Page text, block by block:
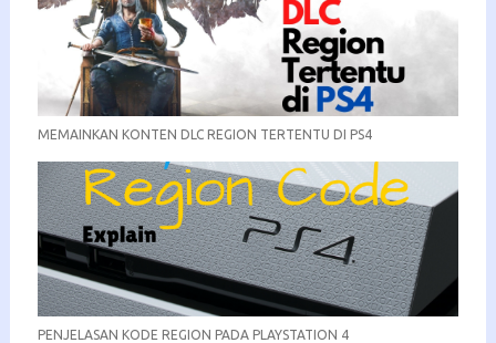
MEMAINKAN KONTEN DLC REGION TERTENTU DI PS4
PENJELASAN KODE REGION PADA PLAYSTATION 4